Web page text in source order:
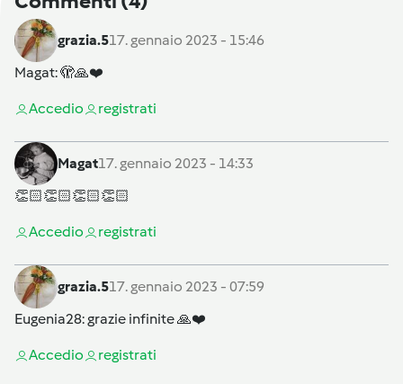
grazia.517. gennaio 2023 - 15:46
Magat: 🫣🙏❤️
Accedio registrati
Magat17. gennaio 2023 - 14:33
👏🏻👏🏻👏🏻👏🏻
Accedio registrati
grazia.517. gennaio 2023 - 07:59
Eugenia28: grazie infinite 🙏❤️
Accedio registrati